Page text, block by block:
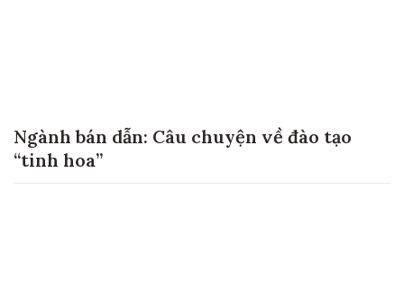
Ngành bán dẫn: Câu chuyện về đào tạo
“tinh hoa”